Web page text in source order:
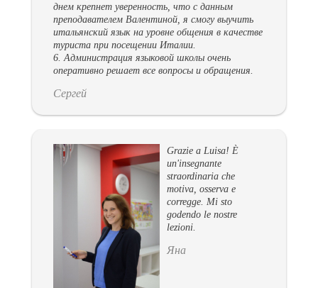
днем крепнет уверенность, что с данным
преподавателем Валентиной, я смогу выучить
итальянский язык на уровне общения в качестве
туриста при посещении Италии.
6. Администрация языковой школы очень
оперативно решает все вопросы и обращения.
Сергей
Grazie a Luisa! È
un'insegnante
straordinaria che
motiva, osserva e
corregge. Mi sto
godendo le nostre
lezioni.
Яна